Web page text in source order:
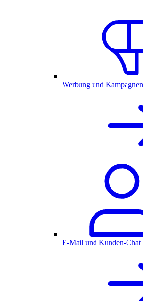
Werbung und Kampagnen
E-Mail und Kunden-Chat